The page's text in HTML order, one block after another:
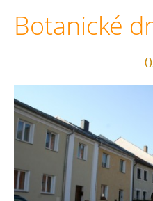
Botanické